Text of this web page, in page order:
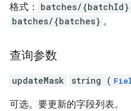
格式： batches/{batchId}
batches/{batches} 。
查询参数
updateMask string (
可选。要更新的字段列表。